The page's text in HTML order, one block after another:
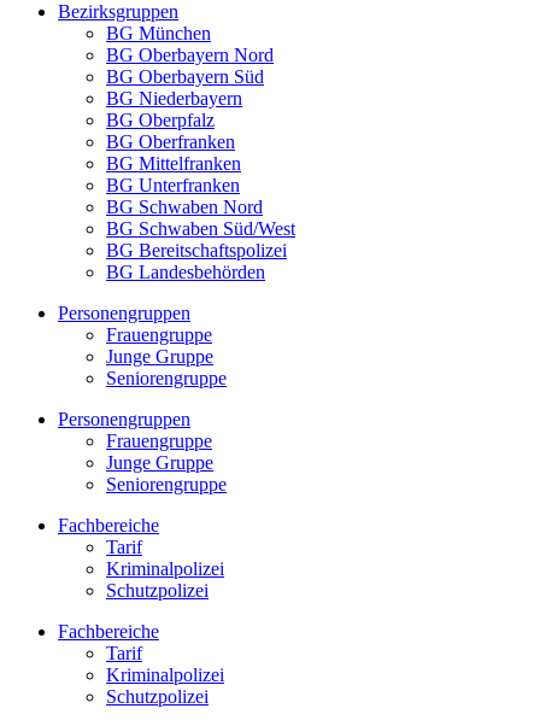
Bezirksgruppen
BG München
BG Oberbayern Nord
BG Oberbayern Süd
BG Niederbayern
BG Oberpfalz
BG Oberfranken
BG Mittelfranken
BG Unterfranken
BG Schwaben Nord
BG Schwaben Süd/West
BG Bereitschaftspolizei
BG Landesbehörden
Personengruppen
Frauengruppe
Junge Gruppe
Seniorengruppe
Personengruppen
Frauengruppe
Junge Gruppe
Seniorengruppe
Fachbereiche
Tarif
Kriminalpolizei
Schutzpolizei
Fachbereiche
Tarif
Kriminalpolizei
Schutzpolizei